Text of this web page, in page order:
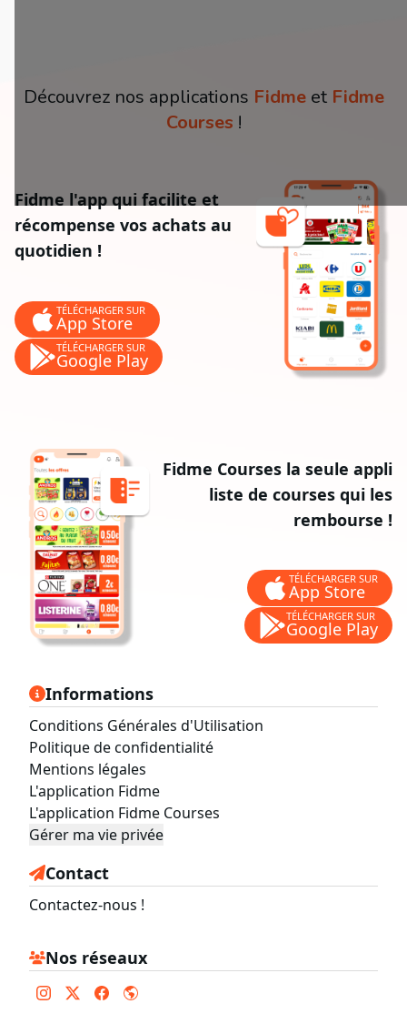
Découvrez nos applications Fidme et Fidme
Courses !
Fidme l'app qui facilite et
récompense vos achats au
quotidien !
TÉLÉCHARGER SUR
App Store
TÉLÉCHARGER SUR
Google Play
Fidme Courses la seule appli
liste de courses qui les
rembourse !
TÉLÉCHARGER SUR
App Store
TÉLÉCHARGER SUR
Google Play
Informations
Conditions Générales d'Utilisation
Politique de confidentialité
Mentions légales
L'application Fidme
L'application Fidme Courses
Gérer ma vie privée
Contact
Contactez-nous !
Nos réseaux